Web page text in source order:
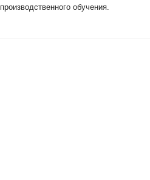
производственного обучения.